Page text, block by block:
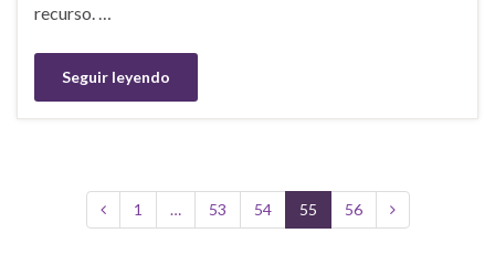
recurso. …
Seguir leyendo
1 … 53 54 55 56